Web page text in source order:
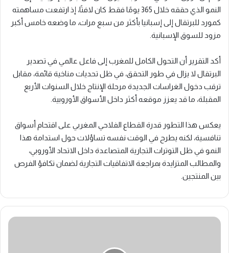
النمو الذي حققه خلال 365 يومًا فقط كان لافتًا، إذ ارتفعت مساهمته
كمورد للبرتقال إلى إسبانيا بأكثر من سبع مرات، ما وضعه خامس أكبر
مزود للسوق الإسبانية.
أكد التقرير أن التحول الكامل للمغرب إلى فاعل عالمي في تصدير
البرتقال لا يزال في طور التحقق، في ظل تحديات مناخية قائمة، مقابل
ترقب دخول الغراسات الجديدة مرحلة الإنتاج خلال السنوات الأربع
المقبلة، ما قد يعزز موقعه أكثر داخل الأسواق الأوروبية.
يعكس هذا التطور قدرة القطاع الفلاحي المغربي على اقتحام أسواق
تنافسية، لكنه يطرح في الوقت نفسه تساؤلات حول استدامة هذا
النمو في ظل التوترات التجارية المتصاعدة داخل الاتحاد الأوروبي،
والمطالب المتزايدة بمراجعة الاتفاقيات التجارية لضمان تكافؤ الفرص
بين المنتجين.
قطاع